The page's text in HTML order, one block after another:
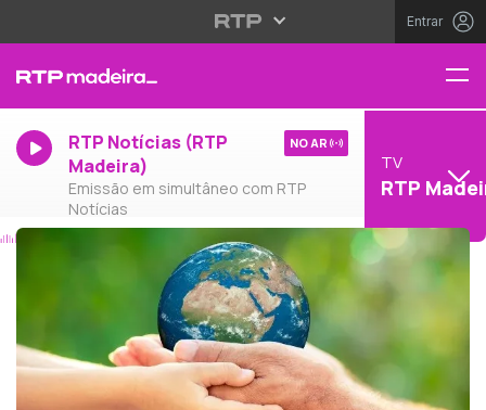
Entrar
RTP Notícias (RTP
Madeira)
Emissão em simultâneo com RTP
Notícias
NO AR
TV
RTP